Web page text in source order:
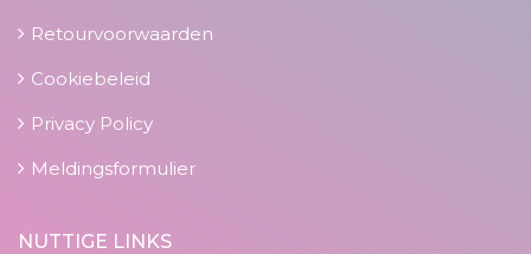
Retourvoorwaarden
Cookiebeleid
Privacy Policy
Meldingsformulier
NUTTIGE LINKS